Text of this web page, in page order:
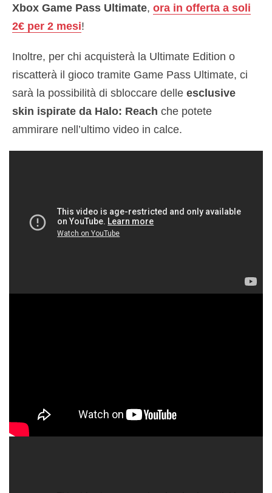
Xbox Game Pass Ultimate, ora in offerta a soli
2€ per 2 mesi!
Inoltre, per chi acquisterà la Ultimate Edition o
riscatterà il gioco tramite Game Pass Ultimate, ci
sarà la possibilità di sbloccare delle esclusive
skin ispirate da Halo: Reach che potete
ammirare nell’ultimo video in calce.